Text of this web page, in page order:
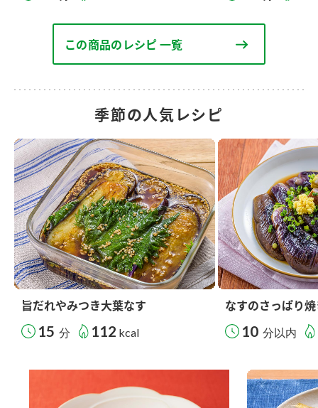
この商品のレシピ 一覧
季節の人気レシピ
旨だれやみつき大葉なす
15 分 112 kcal
なすのさっぱり
10 分以内